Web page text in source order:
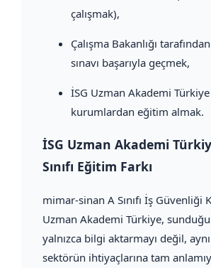
çalışmak),
Çalışma Bakanlığı
sınavı başarıyla geçmek,
İSG Uzman Akademi
kurumlardan eğitim almak.
İSG Uzman Akademi
Sınıfı Eğitim Farkı
mimar-sinan A Sınıfı İş Güvenliği
Uzman Akademi Türkiye,
yalnızca bilgi aktarmayı değil,
sektörün ihtiyaçlarına tam